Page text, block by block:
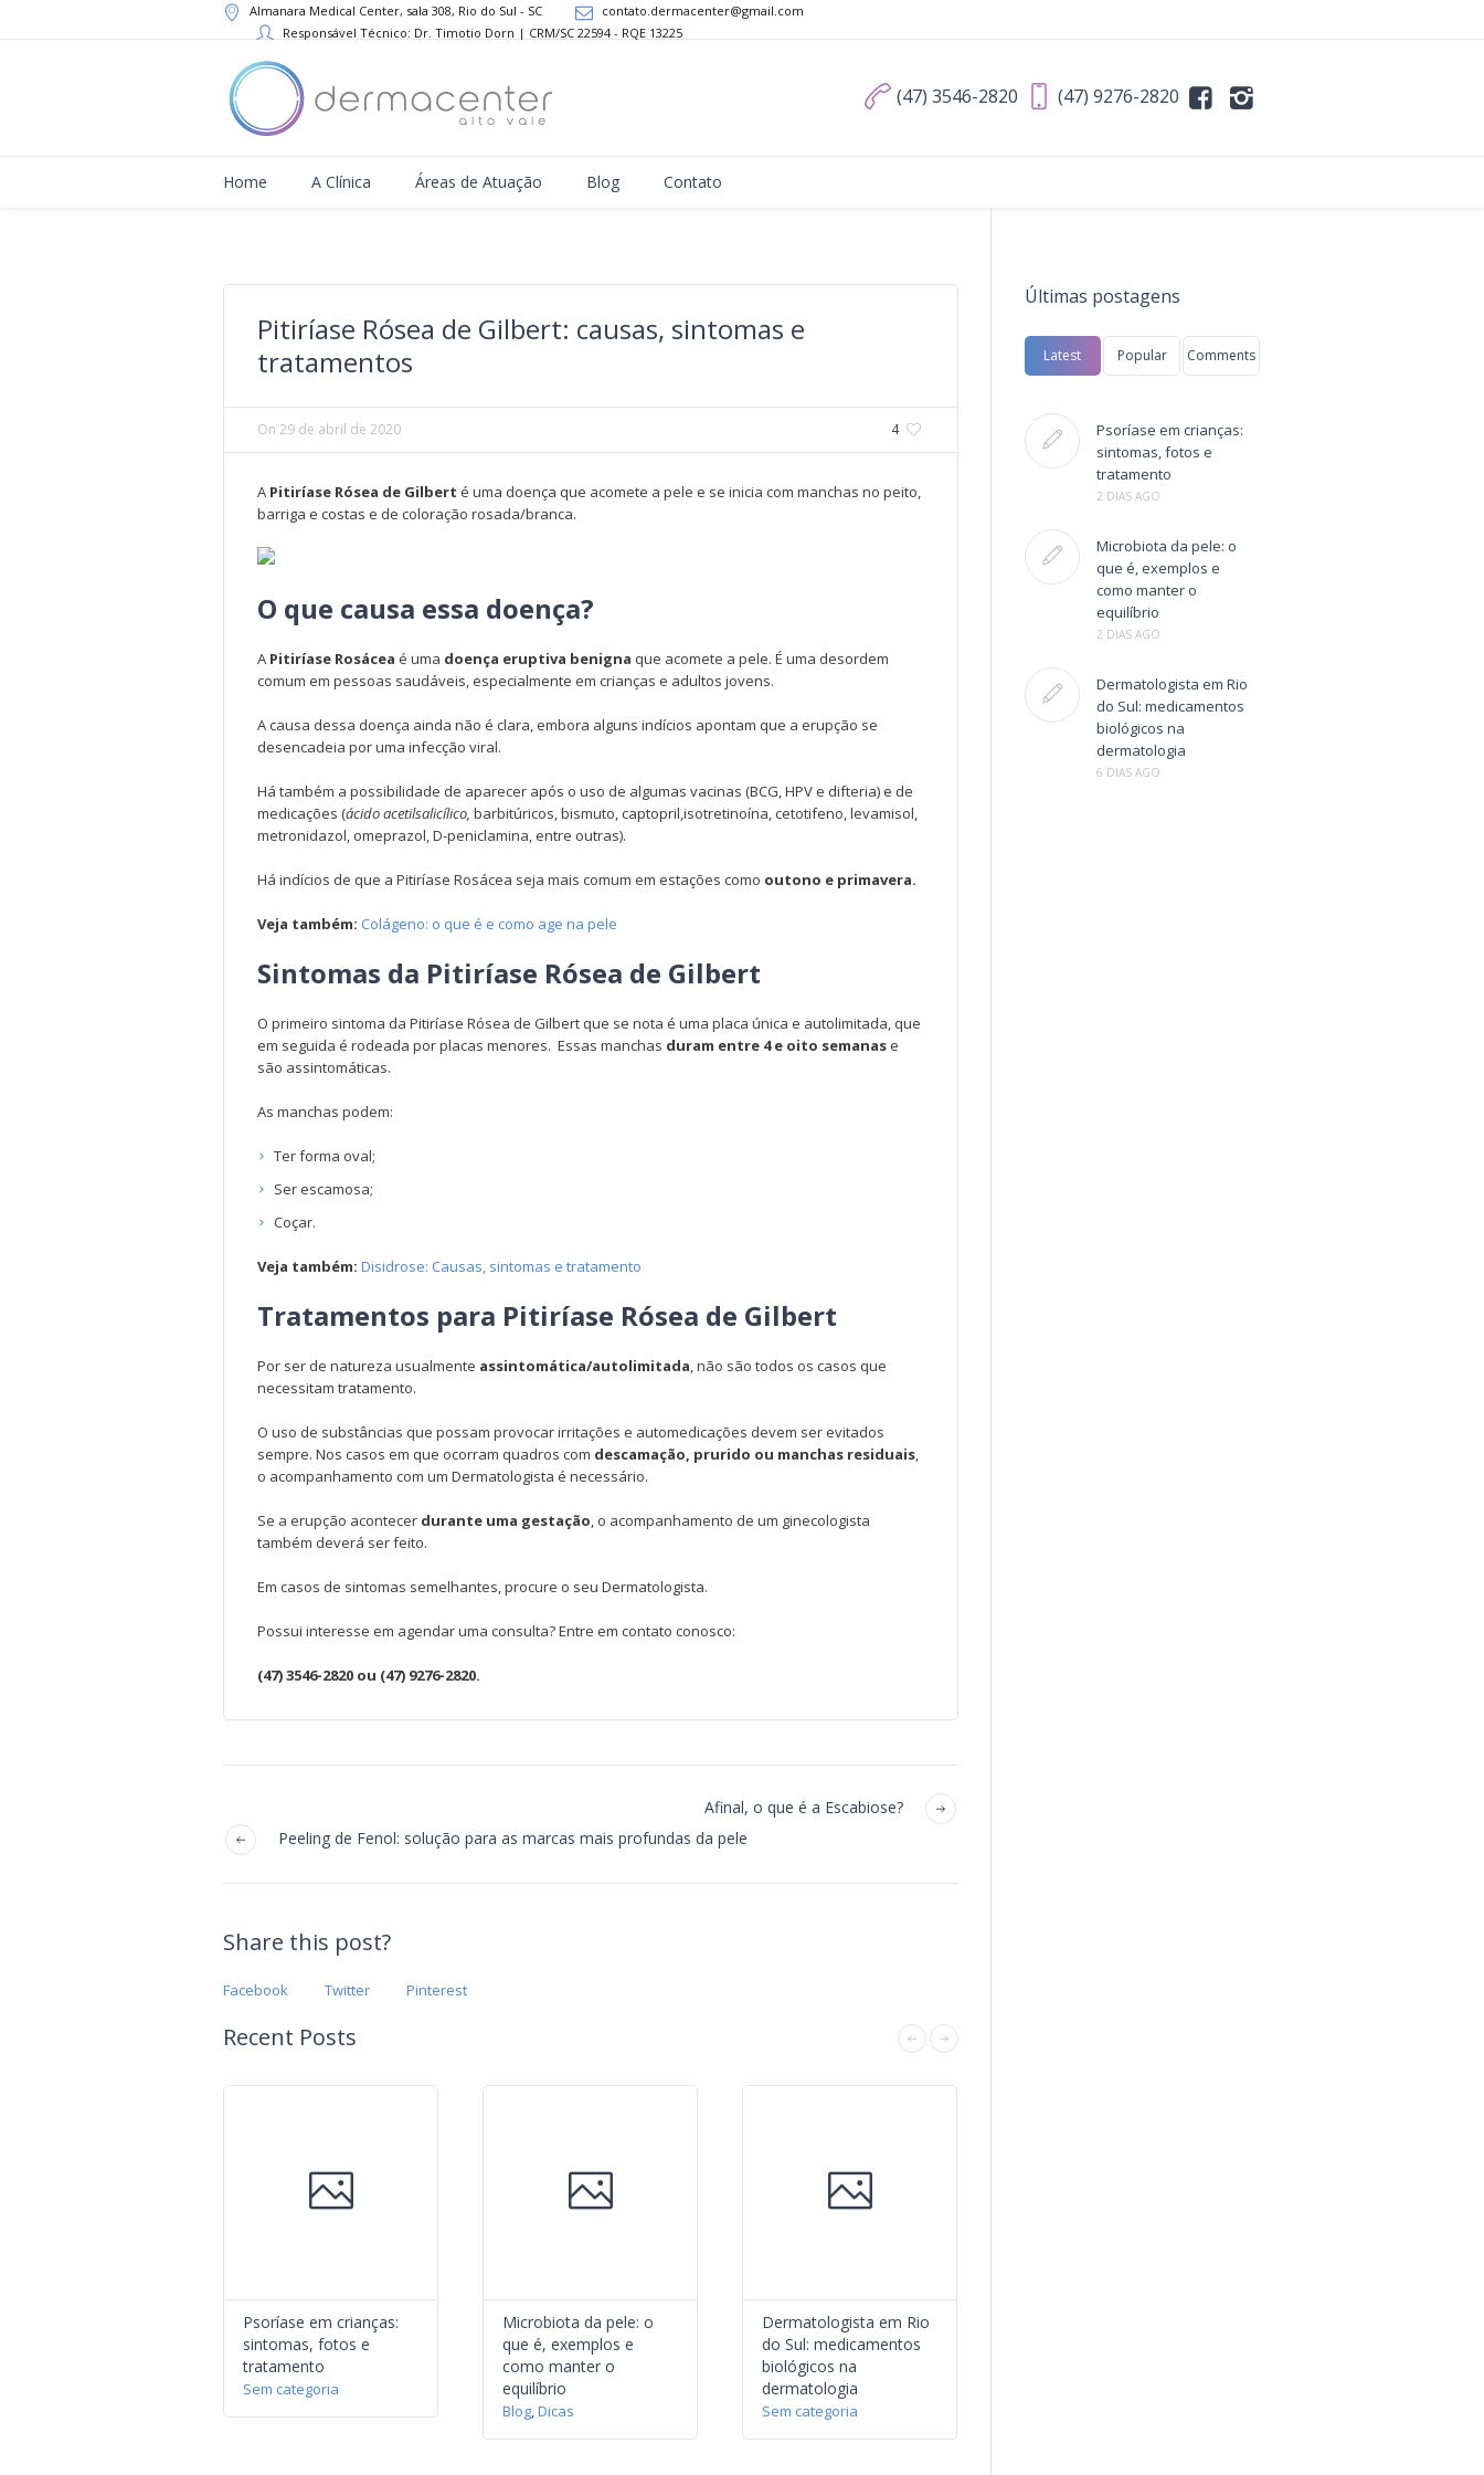
Almanara Medical Center, sala 308, Rio do Sul - SC
contato.dermacenter@gmail.com
Responsável Técnico: Dr. Timotio Dorn | CRM/SC 22594 - RQE 13225
(47) 3546-2820 (47) 9276-2820
Home A Clínica Áreas de Atuação Blog Contato
Pitiríase Rósea de Gilbert: causas, sintomas e
tratamentos
4
On 29 de abril de 2020
A Pitiríase Rósea de Gilbert é uma doença que acomete a pele e se inicia com manchas no peito,
barriga e costas e de coloração rosada/branca.
O que causa essa doença?
A Pitiríase Rosácea é uma doença eruptiva benigna que acomete a pele. É uma desordem
comum em pessoas saudáveis, especialmente em crianças e adultos jovens.
A causa dessa doença ainda não é clara, embora alguns indícios apontam que a erupção se
desencadeia por uma infecção viral.
Há também a possibilidade de aparecer após o uso de algumas vacinas (BCG, HPV e difteria) e de
medicações (ácido acetilsalicílico, barbitúricos, bismuto, captopril,isotretinoína, cetotifeno, levamisol,
metronidazol, omeprazol, D-peniclamina, entre outras).
Há indícios de que a Pitiríase Rosácea seja mais comum em estações como outono e primavera.
Veja também: Colágeno: o que é e como age na pele
Sintomas da Pitiríase Rósea de Gilbert
O primeiro sintoma da Pitiríase Rósea de Gilbert que se nota é uma placa única e autolimitada, que
em seguida é rodeada por placas menores. Essas manchas duram entre 4 e oito semanas e
são assintomáticas.
As manchas podem:
Ter forma oval;
Ser escamosa;
Coçar.
Veja também: Disidrose: Causas, sintomas e tratamento
Tratamentos para Pitiríase Rósea de Gilbert
Por ser de natureza usualmente assintomática/autolimitada, não são todos os casos que
necessitam tratamento.
O uso de substâncias que possam provocar irritações e automedicações devem ser evitados
sempre. Nos casos em que ocorram quadros com descamação, prurido ou manchas residuais,
o acompanhamento com um Dermatologista é necessário.
Se a erupção acontecer durante uma gestação, o acompanhamento de um ginecologista
também deverá ser feito.
Em casos de sintomas semelhantes, procure o seu Dermatologista.
Possui interesse em agendar uma consulta? Entre em contato conosco:
(47) 3546-2820 ou (47) 9276-2820.
Afinal, o que é a Escabiose?
Peeling de Fenol: solução para as marcas mais profundas da pele
Share this post?
Facebook Twitter Pinterest
Recent Posts
Psoríase em crianças:
sintomas, fotos e
tratamento
Sem categoria
Microbiota da pele: o
que é, exemplos e
como manter o
equilíbrio
Blog,Dicas
Dermatologista em Rio
do Sul: medicamentos
biológicos na
dermatologia
Sem categoria
Últimas postagens
Latest Popular Comments
Psoríase em crianças:
sintomas, fotos e
tratamento
2 DIAS AGO
Microbiota da pele: o
que é, exemplos e
como manter o
equilíbrio
2 DIAS AGO
Dermatologista em Rio
do Sul: medicamentos
biológicos na
dermatologia
6 DIAS AGO